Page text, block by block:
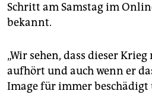
Schritt am Samstag im
bekannt.
„Wir sehen, dass dieser
aufhört und auch wenn er
Image für immer beschädigt